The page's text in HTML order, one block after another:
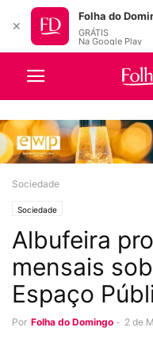
Sociedade
Sociedade
Albufeira
mensais
Espaço
Por Folha do Domingo - 2 de
✕
Folha do
GRÁTIS
Na Google Play